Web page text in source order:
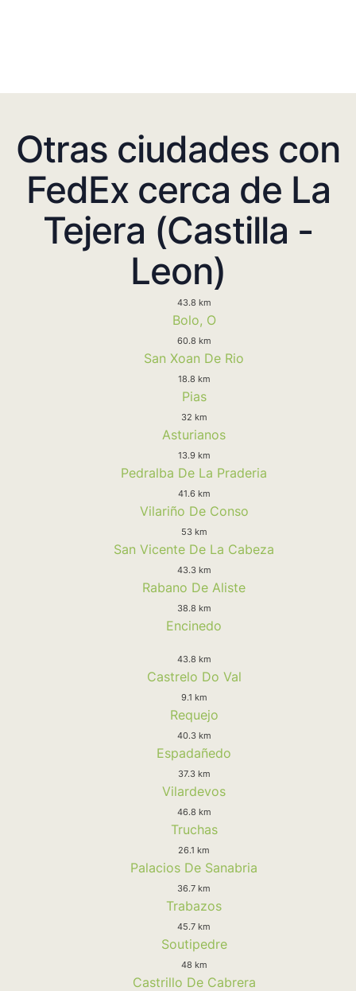
Otras ciudades con
FedEx cerca de La
Tejera (Castilla -
Leon)
43.8 km
Bolo, O
60.8 km
San Xoan De Rio
18.8 km
Pias
32 km
Asturianos
13.9 km
Pedralba De La Praderia
41.6 km
Vilariño De Conso
53 km
San Vicente De La Cabeza
43.3 km
Rabano De Aliste
38.8 km
Encinedo
43.8 km
Castrelo Do Val
9.1 km
Requejo
40.3 km
Espadañedo
37.3 km
Vilardevos
46.8 km
Truchas
26.1 km
Palacios De Sanabria
36.7 km
Trabazos
45.7 km
Soutipedre
48 km
Castrillo De Cabrera